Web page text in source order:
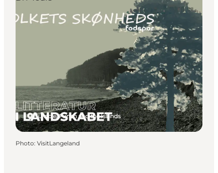
Outdoor and bike
Humble, Funen and the Islands
Photo: VisitLangeland